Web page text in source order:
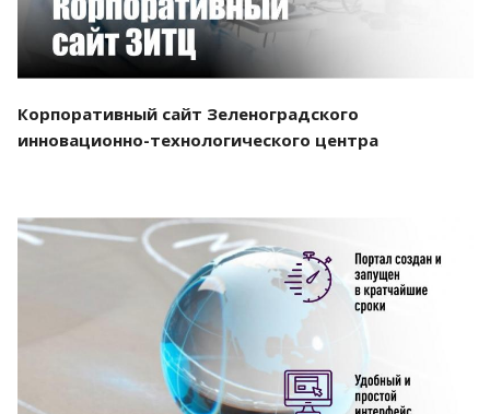
Корпоративный сайт Зеленоградского
инновационно-технологического центра
Смотреть проект